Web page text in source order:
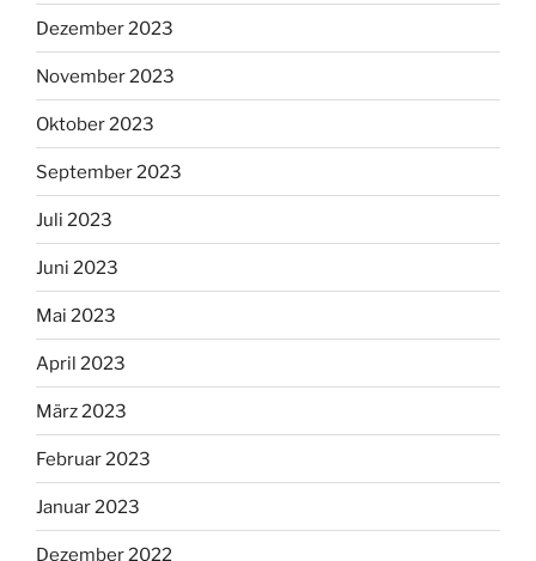
Dezember 2023
November 2023
Oktober 2023
September 2023
Juli 2023
Juni 2023
Mai 2023
April 2023
März 2023
Februar 2023
Januar 2023
Dezember 2022